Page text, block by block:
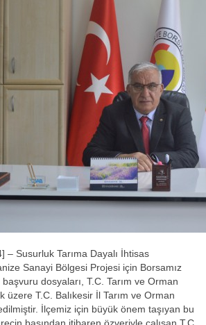
– Susurluk Tarıma Dayalı İhtisas
Sanayi Bölgesi Projesi için Borsamız
dosyaları, T.C. Tarım ve Orman
üzere T.C. Balıkesir İl Tarım ve Orman
İlçemiz için büyük önem taşıyan bu
başından itibaren özveriyle çalışan T.C